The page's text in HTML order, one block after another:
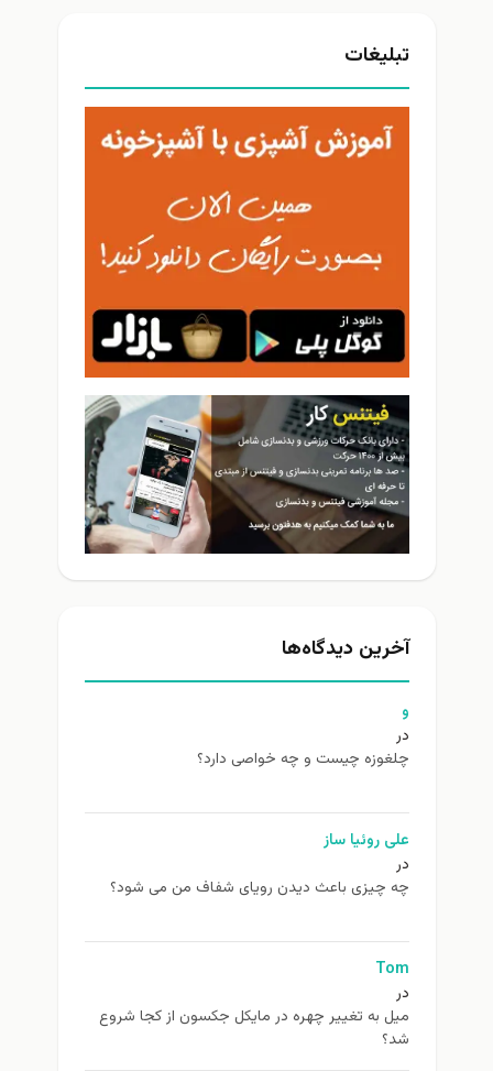
تبلیغات
آخرین دیدگاه‌ها
و
در
چلغوزه چیست و چه خواصی دارد؟
علی روئیا ساز
در
چه چیزی باعث دیدن رویای شفاف من می شود؟
Tom
در
ميل به تغيير چهره در مایکل جکسون از كجا شروع
شد؟